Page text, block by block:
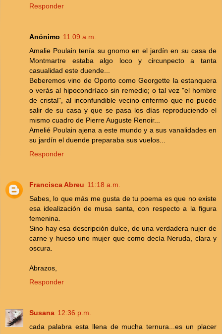
Responder
Anónimo 11:09 a.m.
Amalie Poulain tenía su gnomo en el jardín en su casa de
Montmartre estaba algo loco y circunpecto a tanta
casualidad este duende...
Beberemos vino de Oporto como Georgette la estanquera
o verás al hipocondríaco sin remedio; o tal vez "el hombre
de cristal", al inconfundible vecino enfermo que no puede
salir de su casa y que se pasa los días reproduciendo el
mismo cuadro de Pierre Auguste Renoir...
Amelié Poulain ajena a este mundo y a sus vanalidades en
su jardín el duende preparaba sus vuelos...
Responder
Francisca Abreu 11:18 a.m.
Sabes, lo que más me gusta de tu poema es que no existe
esa idealización de musa santa, con respecto a la figura
femenina.
Sino hay esa descripción dulce, de una verdadera nujer de
carne y hueso uno mujer que como decía Neruda, clara y
oscura.
Abrazos,
Responder
Susana 12:36 p.m.
cada palabra esta llena de mucha ternura...es un placer